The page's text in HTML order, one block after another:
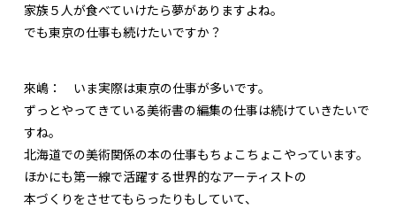
家族５人が食べていけたら夢がありますよね。
でも東京の仕事も続けたいですか？
來嶋： いま実際は東京の仕事が多いです。
ずっとやってきている美術書の編集の仕事は続けていきたいで
すね。
北海道での美術関係の本の仕事もちょこちょこやっています。
ほかにも第一線で活躍する世界的なアーティストの
本づくりをさせてもらったりもしていて、